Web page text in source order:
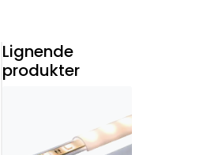
Lignende
produkter